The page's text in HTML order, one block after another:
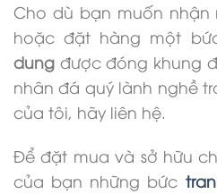
Cho dù bạn muốn
hoặc đặt hàng một
dung được đóng khung
nhân đá quý lành nghề
của tôi, hãy liên hệ.
Để đặt mua và sở hữu
của bạn những bức